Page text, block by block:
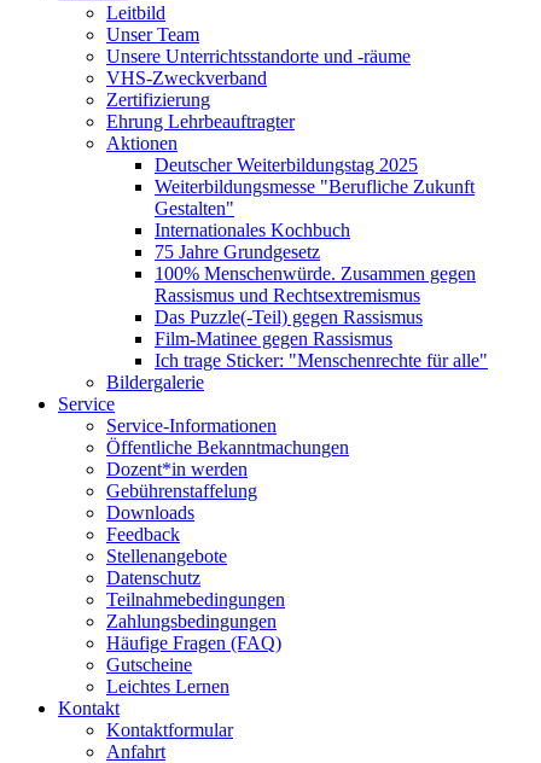
Leitbild
Unser Team
Unsere Unterrichtsstandorte und -räume
VHS-Zweckverband
Zertifizierung
Ehrung Lehrbeauftragter
Aktionen
Deutscher Weiterbildungstag 2025
Weiterbildungsmesse "Berufliche Zukunft
Gestalten"
Internationales Kochbuch
75 Jahre Grundgesetz
100% Menschenwürde. Zusammen gegen
Rassismus und Rechtsextremismus
Das Puzzle(-Teil) gegen Rassismus
Film-Matinee gegen Rassismus
Ich trage Sticker: "Menschenrechte für alle"
Bildergalerie
Service
Service-Informationen
Öffentliche Bekanntmachungen
Dozent*in werden
Gebührenstaffelung
Downloads
Feedback
Stellenangebote
Datenschutz
Teilnahmebedingungen
Zahlungsbedingungen
Häufige Fragen (FAQ)
Gutscheine
Leichtes Lernen
Kontakt
Kontaktformular
Anfahrt